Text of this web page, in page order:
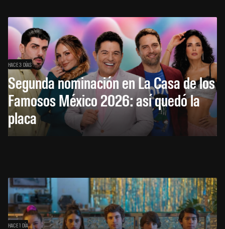
HACE 3 DÍAS
Segunda nominación en La Casa de los
Famosos México 2026: así quedó la
placa
HACE 1 DÍA